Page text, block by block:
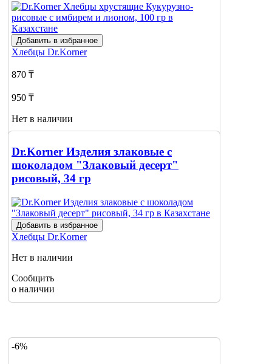
Добавить в избранное
Хлебцы Dr.Korner
870 ₸
950 ₸
Нет в наличии
о наличии
Dr.Korner Изделия злаковые с
шоколадом "Злаковый десерт"
рисовый, 34 гр
Добавить в избранное
Хлебцы Dr.Korner
Нет в наличии
Сообщить
о наличии
-6%